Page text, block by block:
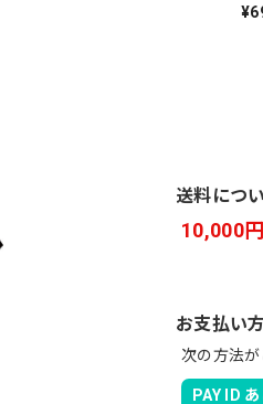
ど良い。秋 冬 春 中でも外でも
えるバスマニアファンには、欠
上がります。
送料につ
10,000
お支払い
次の方法が
PAY ID